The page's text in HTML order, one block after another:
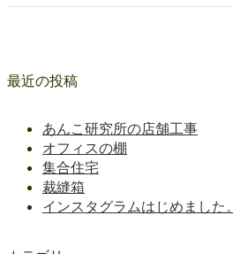
最近の投稿
あんこ研究所の店舗工事
オフィスの棚
集合住宅
裁縫箱
インスタグラムはじめました。